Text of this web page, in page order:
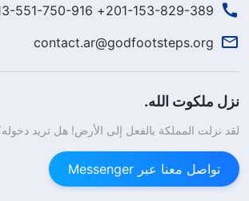
201-153-829-389+ 213-551-750-916+
contact.ar@godfootsteps.org
نزل ملكوت الله.
لقد نزلت المملكة بالفعل إلى الأرض! هل تريد
تواصل معنا عبر Messenger